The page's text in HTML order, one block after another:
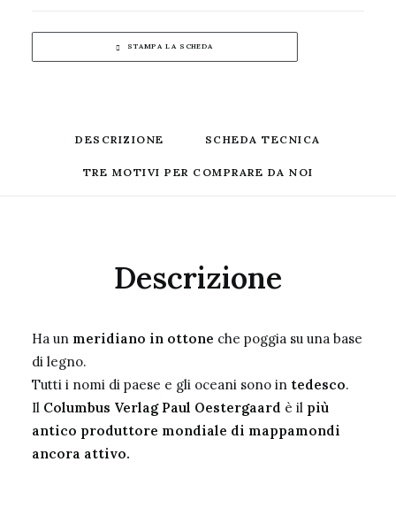
STAMPA LA SCHEDA
DESCRIZIONE SCHEDA TECNICA
TRE MOTIVI PER COMPRARE DA NOI
Descrizione
Ha un meridiano in ottone che poggia su una base
di legno.
Tutti i nomi di paese e gli oceani sono in tedesco.
Il Columbus Verlag Paul Oestergaard è il più
antico produttore mondiale di mappamondi
ancora attivo.